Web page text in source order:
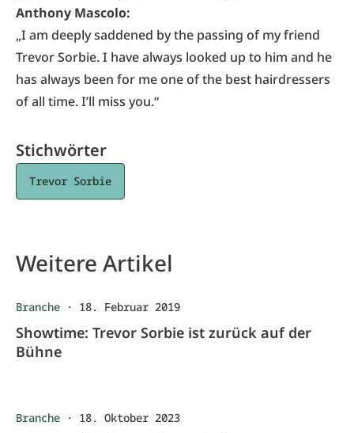
Anthony Mascolo:
„I am deeply saddened by the passing of my friend
Trevor Sorbie. I have always looked up to him and he
has always been for me one of the best hairdressers
of all time. I’ll miss you.“
Stichwörter
Trevor Sorbie
Weitere Artikel
Branche · 18. Februar 2019
Showtime: Trevor Sorbie ist zurück auf der
Bühne
Branche · 18. Oktober 2023